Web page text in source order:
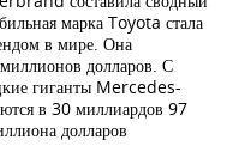
марка Toyota стала
в мире. Она
долларов. С
гиганты Mercedes-
в 30 миллиардов 97
долларов